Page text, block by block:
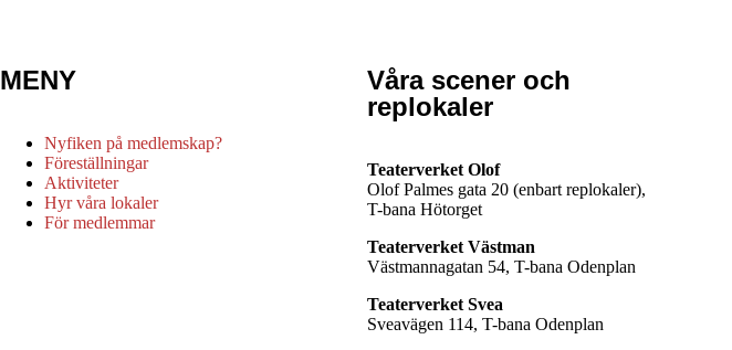
MENY
Nyfiken på medlemskap?
Föreställningar
Aktiviteter
Hyr våra lokaler
För medlemmar
Våra scener och
replokaler
Teaterverket Olof
Olof Palmes gata 20 (enbart replokaler),
T-bana Hötorget
Teaterverket Västman
Västmannagatan 54, T-bana Odenplan
Teaterverket Svea
Sveavägen 114, T-bana Odenplan